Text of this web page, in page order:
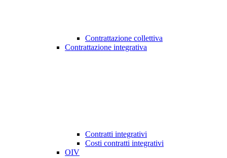
Contrattazione collettiva
Contrattazione integrativa
Contratti integrativi
Costi contratti integrativi
OIV